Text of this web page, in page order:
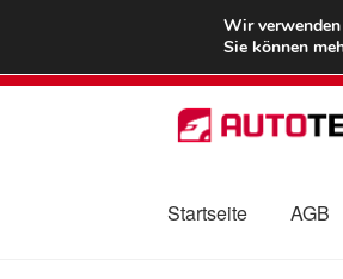
Zur
Navigation
Zum
Inhalt
Startseite AGB
Wir
Sie können